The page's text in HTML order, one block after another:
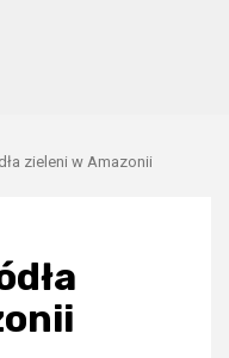
zieleni w Amazonii